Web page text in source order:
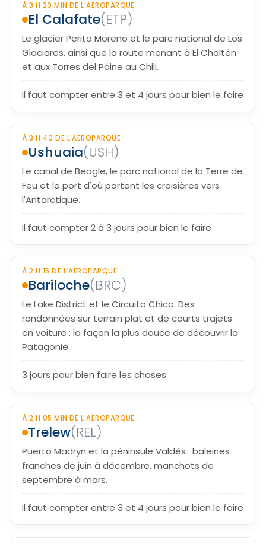
À 3 H 20 MIN DE L'AEROPARQUE
El Calafate(ETP)
Le glacier Perito Moreno et le parc national de Los
Glaciares, ainsi que la route menant à El Chaltén
et aux Torres del Paine au Chili.
Il faut compter entre 3 et 4 jours pour bien le faire
À 3 H 40 DE L'AEROPARQUE
Ushuaia(USH)
Le canal de Beagle, le parc national de la Terre de
Feu et le port d'où partent les croisières vers
l'Antarctique.
Il faut compter 2 à 3 jours pour bien le faire
À 2 H 15 DE L'AEROPARQUE
Bariloche(BRC)
Le Lake District et le Circuito Chico. Des
randonnées sur terrain plat et de courts trajets
en voiture : la façon la plus douce de découvrir la
Patagonie.
3 jours pour bien faire les choses
À 2 H 05 MIN DE L'AEROPARQUE
Trelew(REL)
Puerto Madryn et la péninsule Valdés : baleines
franches de juin à décembre, manchots de
septembre à mars.
Il faut compter entre 3 et 4 jours pour bien le faire